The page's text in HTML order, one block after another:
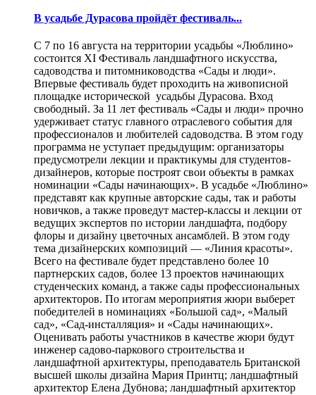
В усадьбе Дурасова пройдёт фестиваль...
С 7 по 16 августа на территории усадьбы «Люблино»
состоится XI Фестиваль ландшафтного искусства,
садоводства и питомниководства «Сады и люди».
Впервые фестиваль будет проходить на живописной
площадке исторической усадьбы Дурасова. Вход
свободный. За 11 лет фестиваль «Сады и люди» прочно
удерживает статус главного отраслевого события для
профессионалов и любителей садоводства. В этом году
программа не уступает предыдущим: организаторы
предусмотрели лекции и практикумы для студентов-
дизайнеров, которые построят свои объекты в рамках
номинации «Сады начинающих». В усадьбе «Люблино»
представят как крупные авторские сады, так и работы
новичков, а также проведут мастер-классы и лекции от
ведущих экспертов по истории ландшафта, подбору
флоры и дизайну цветочных ансамблей. В этом году
тема дизайнерских композиций — «Линия красоты».
Всего на фестивале будет представлено более 10
партнерских садов, более 13 проектов начинающих
студенческих команд, а также сады профессиональных
архитекторов. По итогам мероприятия жюри выберет
победителей в номинациях «Большой сад», «Малый
сад», «Сад-инсталляция» и «Сады начинающих».
Оценивать работы участников в качестве жюри будут
инженер садово-паркового строительства и
ландшафтной архитектуры, преподаватель Британской
высшей школы дизайна Мария Принтц; ландшафтный
архитектор Елена Дубнова; ландшафтный архитектор